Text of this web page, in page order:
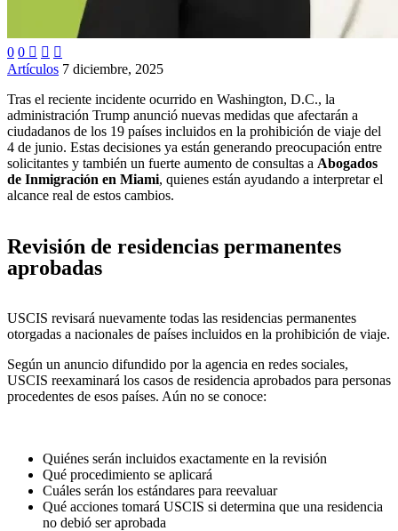
0 0   
Artículos 7 diciembre, 2025
Tras el reciente incidente ocurrido en Washington, D.C., la
administración Trump anunció nuevas medidas que afectarán a
ciudadanos de los 19 países incluidos en la prohibición de viaje del
4 de junio. Estas decisiones ya están generando preocupación entre
solicitantes y también un fuerte aumento de consultas a Abogados
de Inmigración en Miami, quienes están ayudando a interpretar el
alcance real de estos cambios.
Revisión de residencias permanentes
aprobadas
USCIS revisará nuevamente todas las residencias permanentes
otorgadas a nacionales de países incluidos en la prohibición de viaje.
Según un anuncio difundido por la agencia en redes sociales,
USCIS reexaminará los casos de residencia aprobados para personas
procedentes de esos países. Aún no se conoce:
Quiénes serán incluidos exactamente en la revisión
Qué procedimiento se aplicará
Cuáles serán los estándares para reevaluar
Qué acciones tomará USCIS si determina que una residencia
no debió ser aprobada